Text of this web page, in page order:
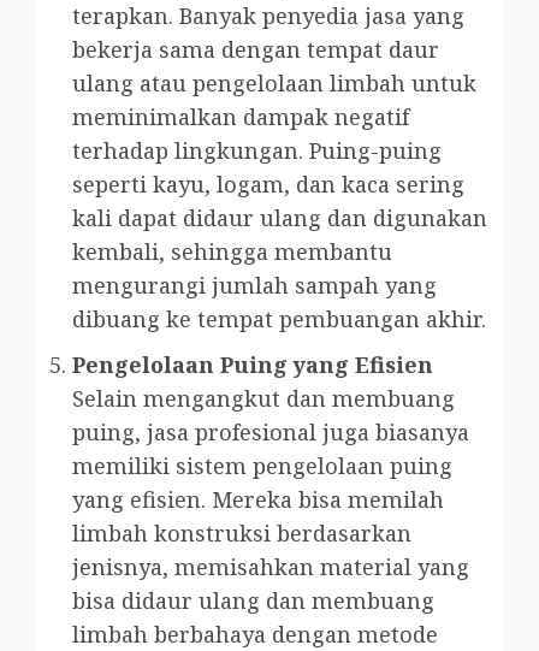
terapkan. Banyak penyedia jasa yang
bekerja sama dengan tempat daur
ulang atau pengelolaan limbah untuk
meminimalkan dampak negatif
terhadap lingkungan. Puing-puing
seperti kayu, logam, dan kaca sering
kali dapat didaur ulang dan digunakan
kembali, sehingga membantu
mengurangi jumlah sampah yang
dibuang ke tempat pembuangan akhir.
Pengelolaan Puing yang Efisien
Selain mengangkut dan membuang
puing, jasa profesional juga biasanya
memiliki sistem pengelolaan puing
yang efisien. Mereka bisa memilah
limbah konstruksi berdasarkan
jenisnya, memisahkan material yang
bisa didaur ulang dan membuang
limbah berbahaya dengan metode